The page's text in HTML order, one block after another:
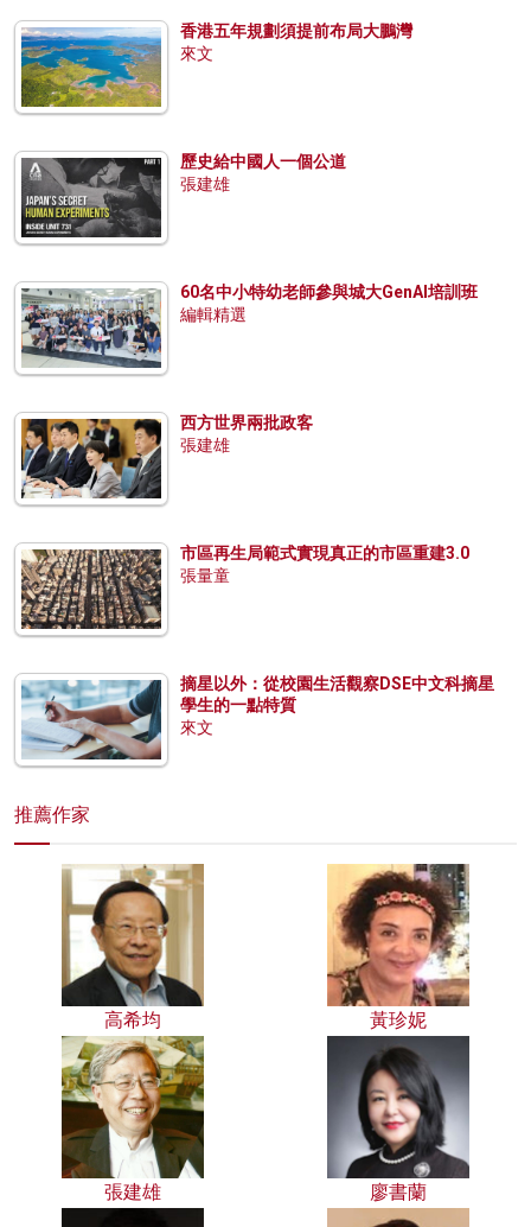
香港五年規劃須提前布局大鵬灣
來文
歷史給中國人一個公道
張建雄
60名中小特幼老師參與城大GenAI培訓班
編輯精選
西方世界兩批政客
張建雄
市區再生局範式實現真正的市區重建3.0
張量童
摘星以外：從校園生活觀察DSE中文科摘星
學生的一點特質
來文
推薦作家
高希均 黃珍妮
張建雄 廖書蘭